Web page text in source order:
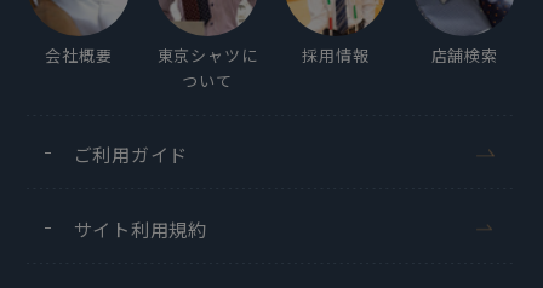
会社概要
東京シャツに
ついて
採用情報 店舗検索
ご利用ガイド
サイト利用規約